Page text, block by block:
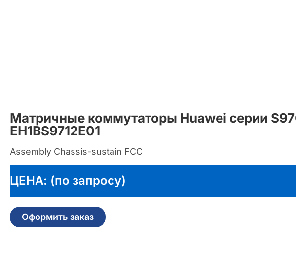
Матричные коммутаторы Huawei серии
EH1BS9712E01
Assembly Chassis-sustain FCC
ЦЕНА: (по запросу)
Оформить заказ